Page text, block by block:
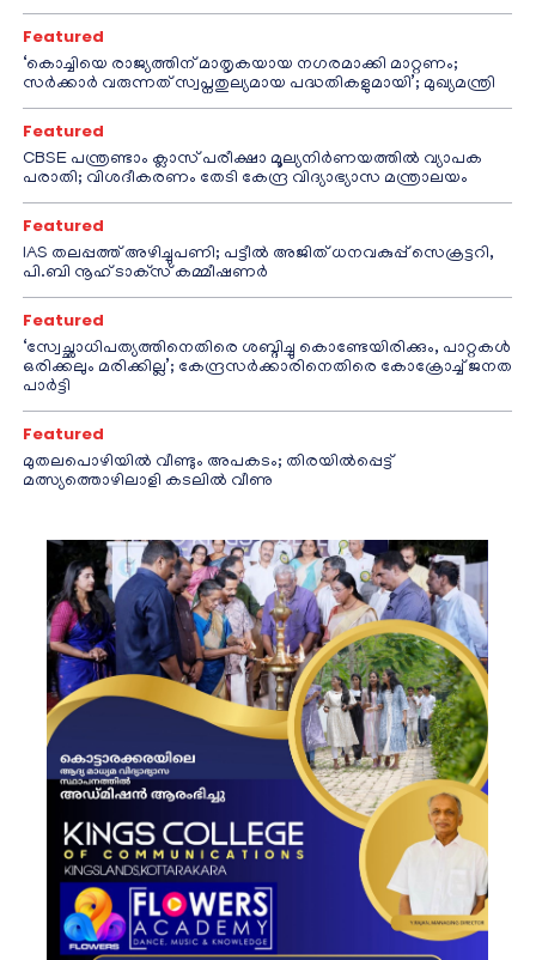
Featured
‘കൊച്ചിയെ രാജ്യത്തിന് മാതൃകയായ നഗരമാക്കി മാറ്റണം;
സർക്കാർ വരുന്നത് സ്വപ്നതുല്യമായ പദ്ധതികളുമായി’; മുഖ്യമന്ത്രി
Featured
CBSE പന്ത്രണ്ടാം ക്ലാസ് പരീക്ഷാ മൂല്യനിർണയത്തിൽ വ്യാപക
പരാതി; വിശദീകരണം തേടി കേന്ദ്ര വിദ്യാഭ്യാസ മന്ത്രാലയം
Featured
IAS തലപ്പത്ത് അഴിച്ചുപണി; പട്ടീല്‍ അജിത് ധനവകുപ്പ് സെക്രട്ടറി,
പി.ബി നൂഹ് ടാക്‌സ് കമ്മീഷണര്‍
Featured
‘സ്വേച്ഛാധിപത്യത്തിനെതിരെ ശബ്ദിച്ചു കൊണ്ടേയിരിക്കും, പാറ്റകൾ
ഒരിക്കലും മരിക്കില്ല’; കേന്ദ്രസർക്കാരിനെതിരെ കോക്രോച്ച് ജനത
പാർട്ടി
Featured
മുതലപൊഴിയിൽ വീണ്ടും അപകടം; തിരയിൽപ്പെട്ട്
മത്സ്യത്തൊഴിലാളി കടലിൽ വീണു